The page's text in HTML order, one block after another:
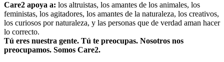
Care2 apoya a: los altruistas, los amantes de los animales, los
feministas, los agitadores, los amantes de la naturaleza, los creativos,
los curiosos por naturaleza, y las personas que de verdad aman hacer
lo correcto.
Tú eres nuestra gente. Tú te preocupas. Nosotros nos
preocupamos. Somos Care2.